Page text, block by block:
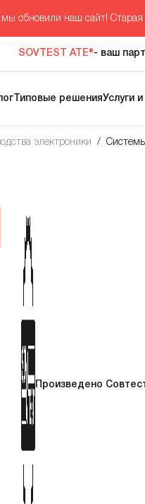
обновили наш сайт! Старая
SOVTEST ATE®- ваш
Типовые решенияУслуги
электроники /
Произведено